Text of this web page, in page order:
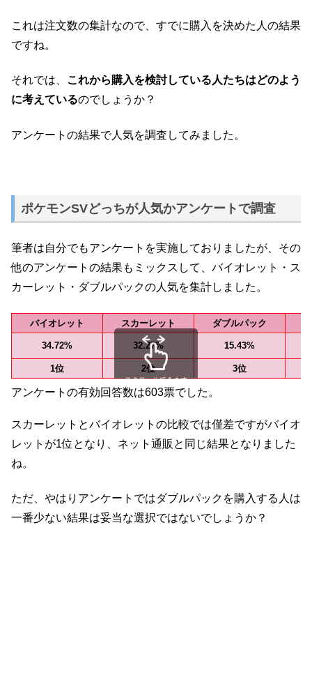
これは注文数の集計なので、すでに購入を決めた人の結果
ですね。
それでは、 これから購入を検討している人たちはどのよう
に考えているのでしょうか？
アンケートの結果で人気を調査してみました。
ポケモンSVどっちが人気かアンケートで調査
筆者は自分でもアンケートを実施しておりましたが、その
他のアンケートの結果もミックスして、バイオレット・ス
カーレット・ダブルパックの人気を集計しました。
バイオレット スカーレット ダブルパック
34.72% 32.27% 15.43%
1位 2位 3位
スクロールできます
アンケートの有効回答数は603票でした。
スカーレットとバイオレットの比較では僅差ですがバイオ
レットが1位となり、ネット通販と同じ結果となりました
ね。
ただ、やはりアンケートではダブルパックを購入する人は
一番少ない結果は妥当な選択ではないでしょうか？